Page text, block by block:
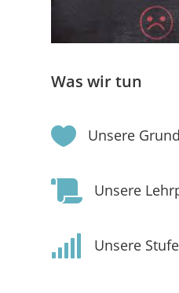
Was wir tun
 Unsere
 Unsere
 Unsere